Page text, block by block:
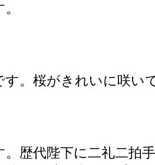
す。桜がきれいに咲い
。歴代陛下に二礼二拍